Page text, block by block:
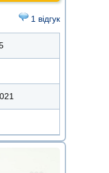
1 відгук